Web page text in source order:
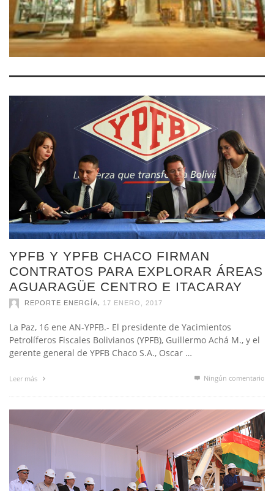
YPFB Y YPFB CHACO FIRMAN
CONTRATOS PARA EXPLORAR ÁREAS
AGUARAGÜE CENTRO E ITACARAY
REPORTE ENERGÍA ,17 ENERO, 2017
Petrolíferos Fiscales Bolivianos (YPFB), Guillermo Achá M., y el
gerente general de YPFB Chaco S.A., Oscar …